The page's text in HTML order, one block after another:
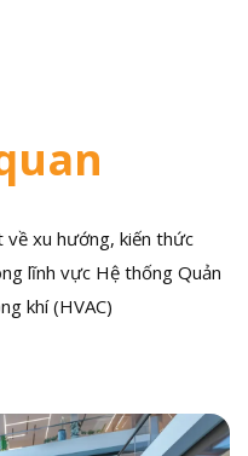
về xu hướng, kiến thức
lĩnh vực Hệ thống Quản
khí (HVAC)